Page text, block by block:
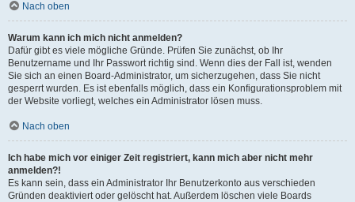
Nach oben
Warum kann ich mich nicht anmelden?
Dafür gibt es viele mögliche Gründe. Prüfen Sie zunächst, ob Ihr
Benutzername und Ihr Passwort richtig sind. Wenn dies der Fall ist, wenden
Sie sich an einen Board-Administrator, um sicherzugehen, dass Sie nicht
gesperrt wurden. Es ist ebenfalls möglich, dass ein Konfigurationsproblem mit
der Website vorliegt, welches ein Administrator lösen muss.
Nach oben
Ich habe mich vor einiger Zeit registriert, kann mich aber nicht mehr
anmelden?!
Es kann sein, dass ein Administrator Ihr Benutzerkonto aus verschieden
Gründen deaktiviert oder gelöscht hat. Außerdem löschen viele Boards